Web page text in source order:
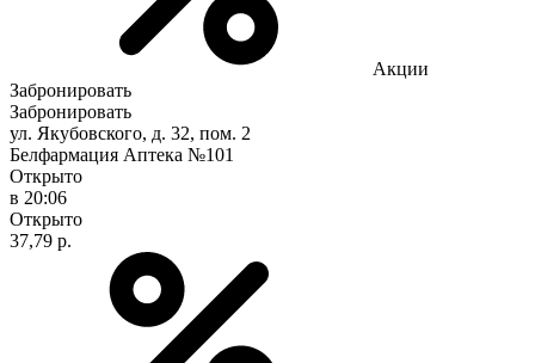
Акции
Забронировать
Забронировать
ул. Якубовского, д. 32, пом. 2
Белфармация Аптека №101
Открыто
в 20:06
Открыто
37,79 р.